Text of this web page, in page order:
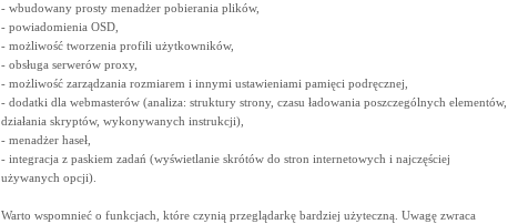
- wbudowany prosty menadżer pobierania plików,
- powiadomienia OSD,
- możliwość tworzenia profili użytkowników,
- obsługa serwerów proxy,
- możliwość zarządzania rozmiarem i innymi ustawieniami pamięci podręcznej,
- dodatki dla webmasterów (analiza: struktury strony, czasu ładowania poszczególnych elementów,
działania skryptów, wykonywanych instrukcji),
- menadżer haseł,
- integracja z paskiem zadań (wyświetlanie skrótów do stron internetowych i najczęściej
używanych opcji).
Warto wspomnieć o funkcjach, które czynią przeglądarkę bardziej użyteczną. Uwagę zwraca